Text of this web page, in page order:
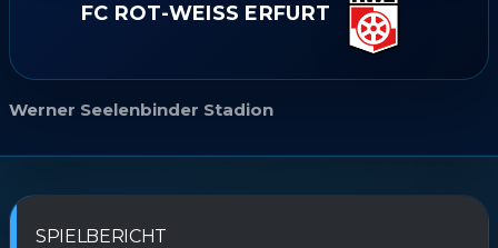
FC ROT-WEISS ERFURT
Werner Seelenbinder Stadion
SPIELBERICHT